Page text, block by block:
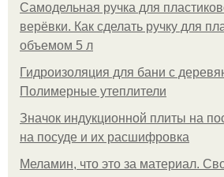
Самодельная ручка для
верёвки. Как сделать ручку для
объемом 5 л
Гидроизоляция для бани с
Полимерные утеплители
Значок индукционной плиты на
на посуде и их расшифровка
Меламин, что это за материал.